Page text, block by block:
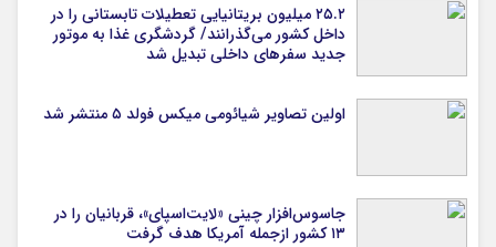
۲۵.۲ میلیون بریتانیایی تعطیلات تابستانی را در
داخل کشور می‌گذرانند/ گردشگری غذا به موتور
جدید سفرهای داخلی تبدیل شد
اولین تصاویر شیائومی میکس فولد ۵ منتشر شد
جاسوس‌افزار چینی «لایت‌اسپای»، قربانیان را در
۱۳ کشور ازجمله آمریکا هدف گرفت